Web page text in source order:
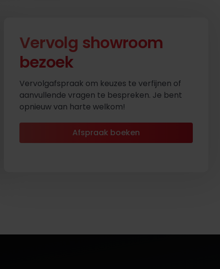
Vervolg showroom
bezoek
Vervolgafspraak om keuzes te verfijnen of
aanvullende vragen te bespreken. Je bent
opnieuw van harte welkom!
Afspraak boeken